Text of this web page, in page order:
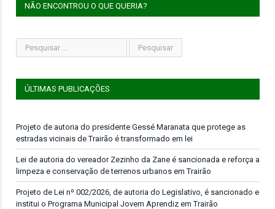
NÃO ENCONTROU O QUE QUERIA?
ÚLTIMAS PUBLICAÇÕES
Projeto de autoria do presidente Gessé Maranata que protege as
estradas vicinais de Trairão é transformado em lei
Lei de autoria do vereador Zezinho da Zane é sancionada e reforça a
limpeza e conservação de terrenos urbanos em Trairão
Projeto de Lei nº 002/2026, de autoria do Legislativo, é sancionado e
institui o Programa Municipal Jovem Aprendiz em Trairão